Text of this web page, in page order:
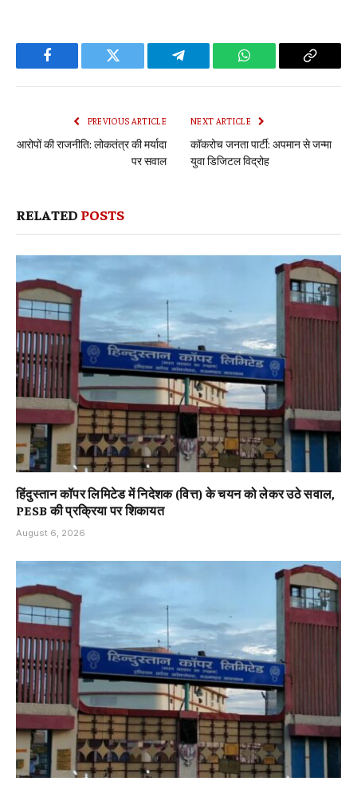
Facebook Twitter Telegram WhatsApp Copy
PREVIOUS ARTICLE
आरोपों की राजनीति: लोकतंत्र की मर्यादा
पर सवाल
NEXT ARTICLE
कॉकरोच जनता पार्टी: अपमान से जन्मा
युवा डिजिटल विद्रोह
RELATED POSTS
हिंदुस्तान कॉपर लिमिटेड में निदेशक (वित्त) के चयन को लेकर उठे सवाल,
PESB की प्रक्रिया पर शिकायत
August 6, 2026